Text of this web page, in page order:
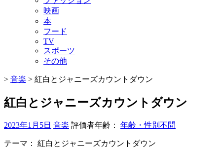
映画
本
フード
TV
スポーツ
その他
> 音楽 > 紅白とジャニーズカウントダウン
紅白とジャニーズカウントダウン
2023年1月5日 音楽 評価者年齢： 年齢・性別不問
テーマ： 紅白とジャニーズカウントダウン